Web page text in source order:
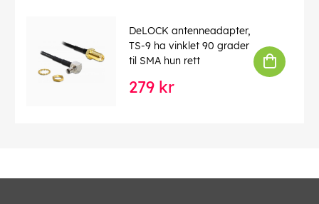
DeLOCK antenneadapter,
TS-9 ha vinklet 90 grader
til SMA hun rett
279 kr